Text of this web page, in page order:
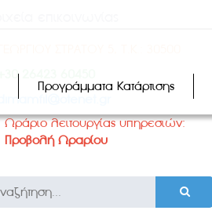
Προγράμματα Κατάρτισης
+30 26423 60450
dimamfil@otenet.gr
Ωράριο λειτουργίας υπηρεσιών:
Προβολή Ωραρίου